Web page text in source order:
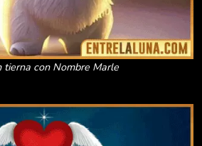
tierna con Nombre Marle